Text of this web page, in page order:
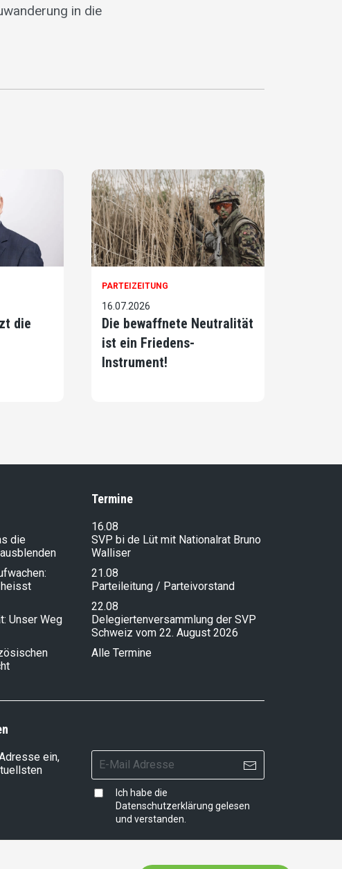
in die
die
PARTEIZEITUNG
16.07.2026
Die bewaffnete Neutralität
ist ein Friedens-
Instrument!
die
heisst
Unser Weg
Termine
16.08
SVP bi de Lüt mit Nationalrat Bruno
Walliser
21.08
Parteileitung / Parteivorstand
22.08
Delegiertenversammlung der SVP
Schweiz vom 22. August 2026
Alle Termine
ein,
Ich habe die
Datenschutzerklärung gelesen
und verstanden.